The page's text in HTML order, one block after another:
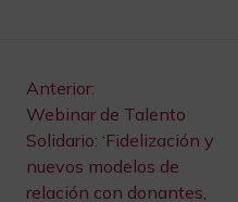
Navegación
de
Anterior:
Webinar de Talento
Solidario: ‘Fidelización y
nuevos modelos de
relación con donantes,